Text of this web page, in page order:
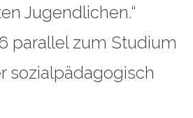
Jugendlichen.“
parallel zum Studium
sozialpädagogisch